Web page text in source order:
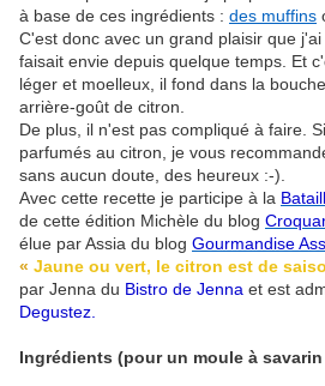
à base de ces ingrédients : des muffins
C'est donc avec un grand plaisir que
faisait envie depuis quelque temps. Et
léger et moelleux, il fond dans la
arrière-goût de citron.
De plus, il n'est pas compliqué à faire.
parfumés au citron, je vous
sans aucun doute, des heureux :-).
Avec cette recette je participe à la
de cette édition Michèle du blog
élue par Assia du blog Gourmandise
« Jaune ou vert, le citron est de
par Jenna du Bistro de Jenna et est
Degustez
Ingrédients (pour un moule à